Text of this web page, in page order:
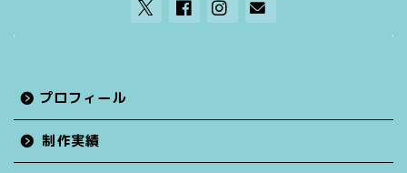
プロフィール
制作実績